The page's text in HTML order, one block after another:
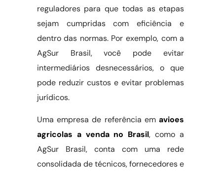
reguladores para que todas as etapas
sejam cumpridas com eficiência e
dentro das normas. Por exemplo, com a
AgSur Brasil, você pode evitar
intermediários desnecessários, o que
pode reduzir custos e evitar problemas
jurídicos.
Uma empresa de referência emavioes
agricolas a venda no Brasil, como a
AgSur Brasil, conta com uma rede
consolidada de técnicos, fornecedores e